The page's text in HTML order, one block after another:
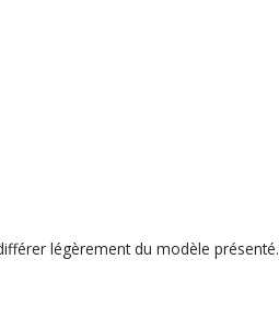
légèrement du modèle présenté.